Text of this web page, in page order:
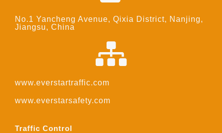
No.1 Yancheng Avenue, Qixia District, Nanjing,
Jiangsu, China
www.everstartraffic.com
www.everstarsafety.com
Traffic Control